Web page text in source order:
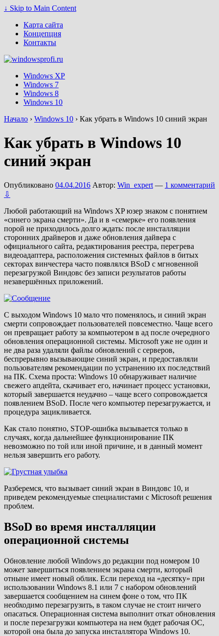
↓ Skip to Main Content
Карта сайта
Концепция
Контакты
Windows XP
Windows 7
Windows 8
Windows 10
Начало › Windows 10 › Как убрать в Windows 10 синий экран
Как убрать в Windows 10
синий экран
Опубликовано 04.04.2016 Автор: Win_expert — 1 комментарий
⇩
Любой работающий на Windows XP юзер знаком с понятием
«синего экрана смерти». Да и в «семерке» его появления
порой не приходилось долго ждать: после инсталляции
сторонних драйверов и даже обновления дайвера с
официального сайта, редактирования реестра, перегрева
видеоадаптера, расположения системных файлов в битых
секторах винчестера часто появлялся BSoD с мгновенной
перезагрузкой Виндовс без записи результатов работы
незавершённых приложений.
С выходом Windows 10 мало что поменялось, и синий экран
смерти сопровождает пользователей повсеместно. Чаще всего
он превращает работу за компьютером в ад после очередного
обновления операционной системы. Microsoft уже не один и
не два раза удаляли файлы обновлений с серверов,
беспрерывно вызывающие синий экран, и предоставляли
пользователям рекомендации по устранению их последствий
на ПК. Схема проста: Windows 10 обнаруживает наличие
свежего апдейта, скачивает его, начинает процесс установки,
который завершается неудачно – чаще всего сопровождается
появлением BSoD. После чего компьютер перезагружается, и
процедура зацикливается.
Как стало понятно, STOP-ошибка вызывается только в
случаях, когда дальнейшее функционирование ПК
невозможно по той или иной причине, и в данный момент
нельзя завершить его работу.
Разберемся, что вызывает синий экран в Виндовс 10, и
приведем рекомендуемые специалистами с Microsoft решения
проблем.
BSoD во время инсталляции
операционной системы
Обновление любой Windows до редакции под номером 10
может завершиться появлением экрана смерти, который
отныне имеет новый облик. Если переход на «десятку» при
использовании Windows 8.1 или 7 с набором обновлений
завершается сообщением на синем фоне о том, что ПК
необходимо перезагрузить, в таком случае не стоит ничего
опасаться. Операционная система выполнит откат обновления
и после перезагрузки компьютера на нем будет рабочая ОС,
которой она была до запуска инсталлятора Windows 10.